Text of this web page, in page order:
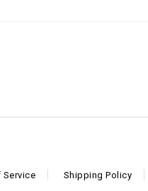
Service Shipping Policy